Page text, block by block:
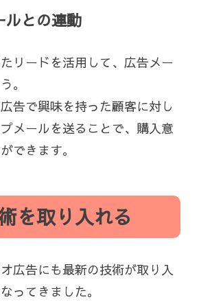
ルとの連動
リードを活用して、広告メー
。
告で興味を持った顧客に対し
メールを送ることで、購入意
できます。
を取り入れる
広告にも最新の技術が取り入
ってきました。